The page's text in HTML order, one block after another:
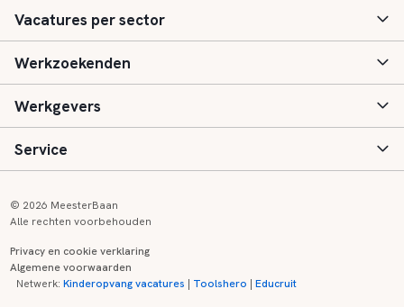
Vacatures per sector
Basisonderwijs
Speciaal (basis) onderwijs
Voortgezet onderwijs
Kinderopvang
Werkzoekenden
Aanmelden
Vacatures
Zij-instroom informatie
Werkgevers
Inloggen
Registreren
Service
Onderwijs links
© 2026 MeesterBaan
Alle rechten voorbehouden
Privacy en cookie verklaring
Algemene voorwaarden
Netwerk:Kinderopvang vacatures | Toolshero |Educruit